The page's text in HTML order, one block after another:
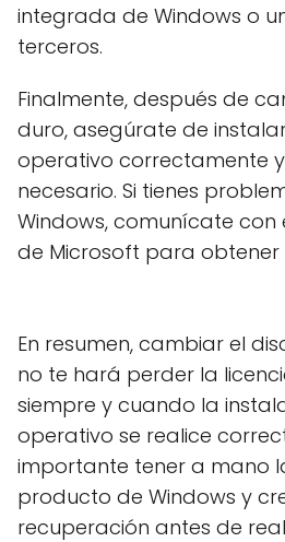
integrada de Windows o
terceros.
Finalmente, después de
duro, asegúrate de
operativo correctamente
necesario. Si tienes
Windows, comunícate
de Microsoft para obtener
En resumen, cambiar el
no te hará perder la
siempre y cuando la
operativo se realice
importante tener a mano
producto de Windows y
recuperación antes de